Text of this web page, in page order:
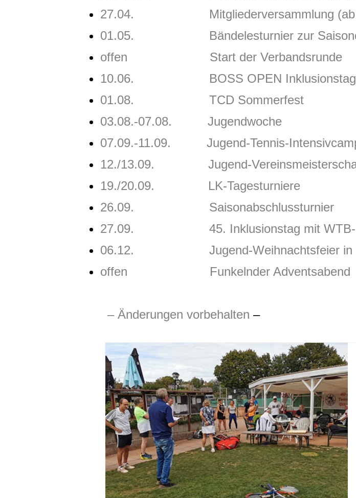
27.04. Mitgliederversammlung (ab
01.05. Bändelesturnier zur
offen Start der Verbandsrunde
10.06. BOSS OPEN Inklusionstag
01.08. TCD Sommerfest
03.08.-07.08.
Jugendwoche
07.09.-11.09. Jugend-Tennis-
12./13.09.
Jugend-
19./20.09. LK-Tagesturniere
26.09. Saisonabschlussturnier
27.09. 45. Inklusionstag mit WTB-
06.12. Jugend-Weihnachtsfeier in der
offen
Funkelnder
– Änderungen vorbehalten –